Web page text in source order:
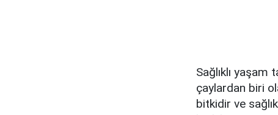
Sağlıklı yaşam
çaylardan biri
bitkidir ve